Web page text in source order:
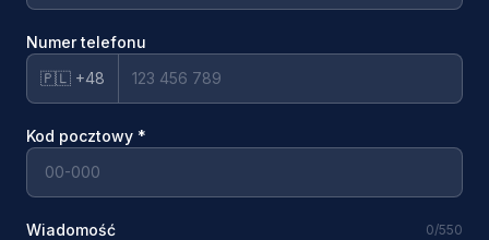
Numer telefonu
🇵🇱 +48
Kod pocztowy *
Wiadomość 0/550